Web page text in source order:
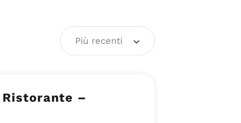
Più recenti
–